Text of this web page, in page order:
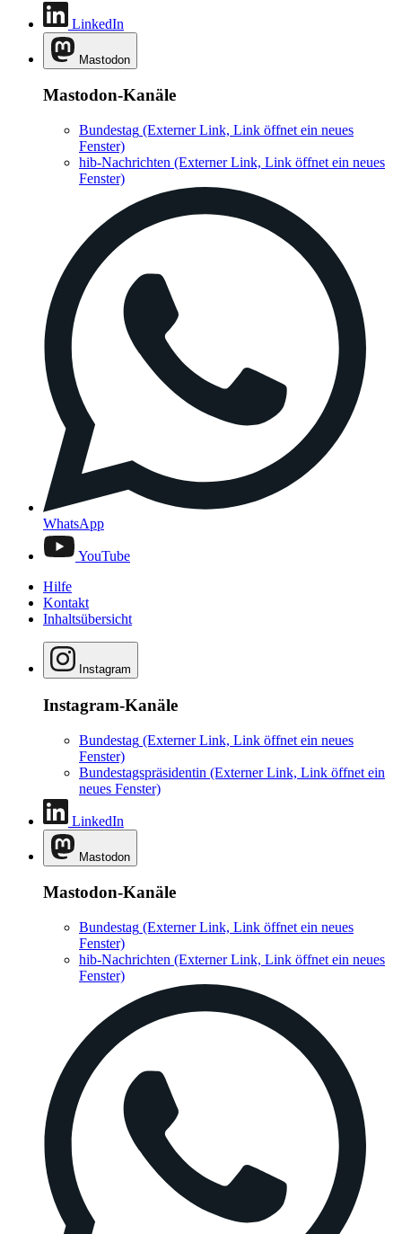
LinkedIn
Mastodon
Mastodon-Kanäle
Bundestag (Externer Link, Link öffnet ein neues
Fenster)
hib-Nachrichten (Externer Link, Link öffnet ein neues
Fenster)
WhatsApp
YouTube
Hilfe
Kontakt
Inhaltsübersicht
Instagram
Instagram-Kanäle
Bundestag (Externer Link, Link öffnet ein neues
Fenster)
Bundestagspräsidentin (Externer Link, Link öffnet ein
neues Fenster)
LinkedIn
Mastodon
Mastodon-Kanäle
Bundestag (Externer Link, Link öffnet ein neues
Fenster)
hib-Nachrichten (Externer Link, Link öffnet ein neues
Fenster)